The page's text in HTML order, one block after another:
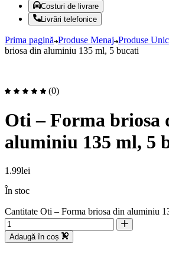
Costuri de livrare
Livrări telefonice
Prima pagină Produse Menaj Produse
briosa din aluminiu 135 ml, 5 bucati
(0)
Oti – Forma briosa
aluminiu 135 ml, 5
1.99lei
În stoc
Cantitate Oti – Forma briosa din aluminiu
Adaugă în coș